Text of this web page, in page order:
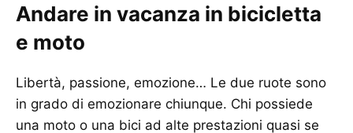
Andare in vacanza in bicicletta
e moto
Libertà, passione, emozione… Le due ruote sono
in grado di emozionare chiunque. Chi possiede
una moto o una bici ad alte prestazioni quasi se